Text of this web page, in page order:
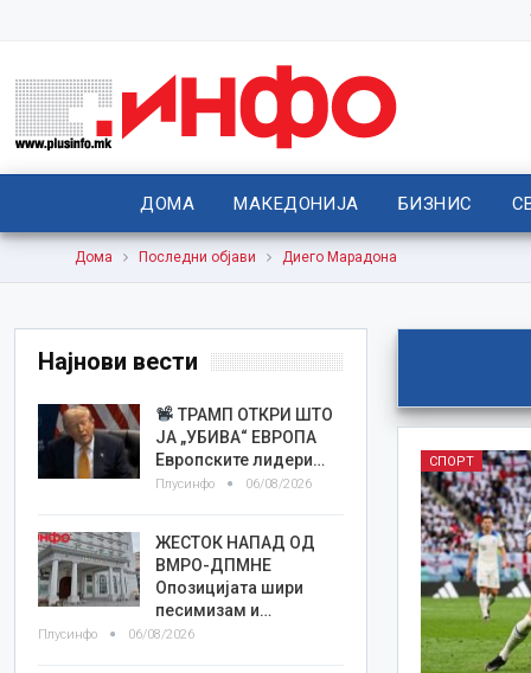
ДОМА МАКЕДОНИЈА БИЗНИС
Дома Последни објави Диего Марадона
СПОРТ
Најнови вести
ТРАМП ОТКРИ ШТО
ЈА „УБИВА“ ЕВРОПА
Европските лидери…
Плусинфо 06/08/2026
ЖЕСТОК НАПАД ОД
ВМРО-ДПМНЕ
Опозицијата шири
песимизам и…
Плусинфо 06/08/2026